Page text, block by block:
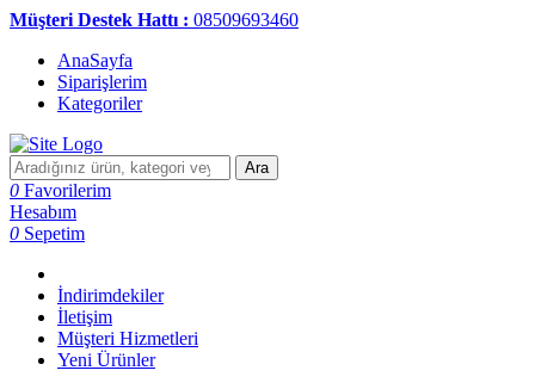
Müşteri Destek Hattı : 08509693460
AnaSayfa
Siparişlerim
Kategoriler
Ara
0 Favorilerim
Hesabım
0 Sepetim
İndirimdekiler
İletişim
Müşteri Hizmetleri
Yeni Ürünler